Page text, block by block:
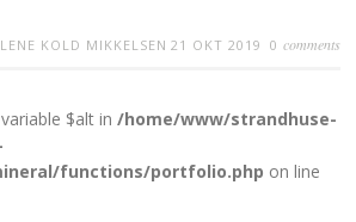
KOLD MIKKELSEN 21 OKT 2019 0 comments
$alt in/home/www/strandhuse-
functions/portfolio.php on line